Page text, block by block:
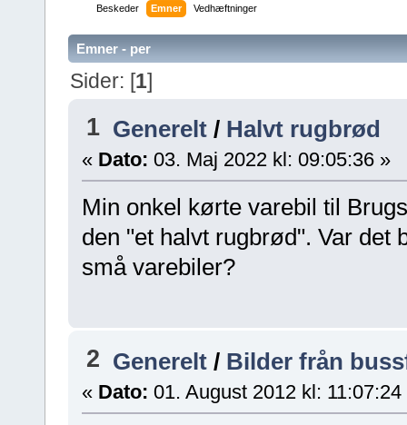
Beskeder Emner Vedhæftninger
Emner - per
Sider: [1]
1 Generelt / Halvt rugbrød
« Dato: 03. Maj 2022 kl: 09:05:36 »
Min onkel kørte varebil til
den "et halvt rugbrød". Var det
små varebiler?
2 Generelt / Bilder från
« Dato: 01. August 2012 kl: 11:07:24